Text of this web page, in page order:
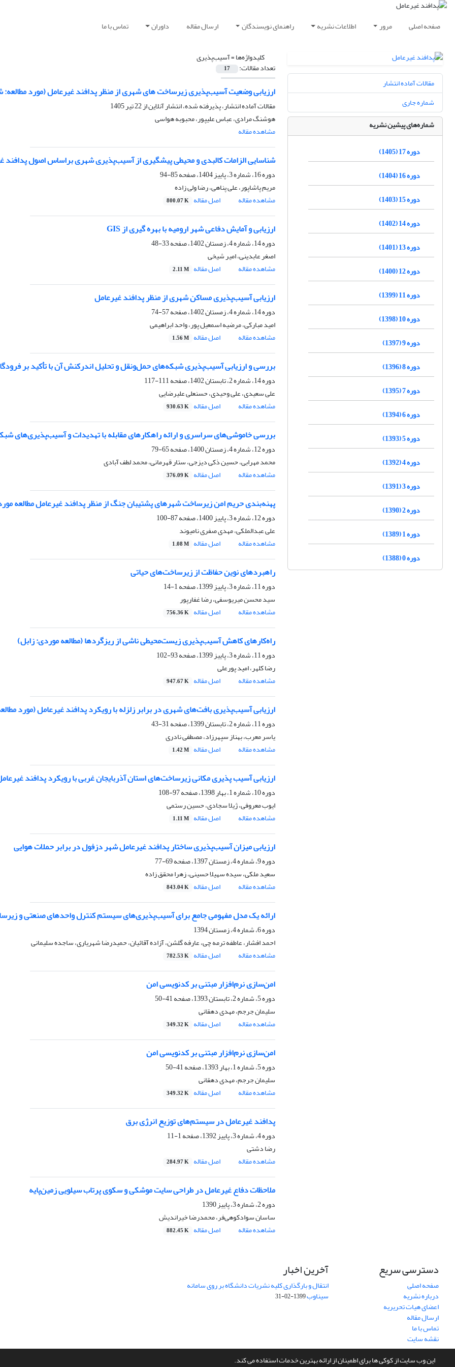
این وب سایت از کوکی ها برای اطمینان از ارائه بهترین خدمات استفاده می کند.
صفحه اصلی مرور اطلاعات نشریه راهنمای نویسندگان ارسال مقاله داوران تماس با ما
کلیدواژه‌ها =آسیب‌پذیری
تعداد مقالات: 17
ارزیابی وضعیت آسیب‌پذیری زیرساخت های شهری از منظر پدافند غیرعامل (مورد مطالعه:
مقالات آماده انتشار، پذیرفته شده، انتشار آنلاین از22 تیر 1405
هوشنگ مرادی، عباس علیپور، محبوبه هواسی
مشاهده مقاله
شناسایی الزامات کالبدی و محیطی پیشگیری از آسیب‌پذیری شهری براساس اصول پدافند
دوره 16، شماره 3، پاییز 1404، صفحه
85-94
مریم پاشاپور، علی پناهی، رضا ولی زاده
مشاهده مقاله
اصل مقاله 800.07 K
ارزیابی و آمایش دفاعی شهر ارومیه با بهره گیری از GIS
دوره 14، شماره 4، زمستان 1402، صفحه
33-48
اصغر عابدینی، امیر شیخی
مشاهده مقاله
اصل مقاله 2.11 M
ارزیابی آسیب‌پذیری مساکن شهری از منظر پدافند غیرعامل
دوره 14، شماره 4، زمستان 1402، صفحه
57-74
امید مبارکی، مرضیه اسمعیل پور، واحد ابراهیمی
مشاهده مقاله
اصل مقاله 1.56 M
بررسی و ارزیابی آسیب‌پذیری شبکه‌های حمل‌ونقل و تحلیل اندرکنش آن با تأکید بر
دوره 14، شماره 2، تابستان 1402، صفحه
111-117
علی سعیدی، علی وحیدی، حسنعلی علیرضایی
مشاهده مقاله
اصل مقاله 930.63 K
بررسی خاموشی‌های سراسری و ارائه راهکارهای مقابله با تهدیدات و آسیب‌پذیری‌های
دوره 12، شماره 4، زمستان 1400، صفحه
65-79
محمد مهرابی، حسین ذکی دیزجی، ستار قهرمانی، محمد لطف آبادی
مشاهده مقاله
اصل مقاله 376.09 K
پهنه‌بندی حریم امن زیرساخت شهرهای پشتیبان جنگ از منظر پدافند غیرعامل مطالعه
دوره 12، شماره 3، پاییز 1400، صفحه
87-100
علی عبدالملکی، مهدی صفری نامیوند
مشاهده مقاله
اصل مقاله 1.08 M
راهبردهای نوین حفاظت از زیرساخت‌های حیاتی
دوره 11، شماره 3، پاییز 1399، صفحه
1-14
سید محسن میریوسفی، رضا غفارپور
مشاهده مقاله
اصل مقاله 756.36 K
راه‌کارهای کاهش آسیب‌پذیری‌ زیست‌محیطی ناشی از ریزگردها (مطالعه موردی: زابل)
دوره 11، شماره 3، پاییز 1399، صفحه
93-102
رضا کلهر، امید پورعلی
مشاهده مقاله
اصل مقاله 947.67 K
ارزیابی آسیب‌پذیری بافت‌های شهری در برابر زلزله با رویکرد پدافند غیرعامل (مورد مطالعه: منطقه 2
دوره 11، شماره 2، تابستان 1399، صفحه
31-43
یاسر معرب، بهناز سپهرزاد، مصطفی نادری
مشاهده مقاله
اصل مقاله 1.42 M
ارزیابی آسیب پذیری مکانی زیرساخت‌های استان آذربایجان غربی با رویکرد پدافند
دوره 10، شماره 1، بهار 1398، صفحه
97-108
ایوب معروفی، ژیلا سجادی، حسین رستمی
مشاهده مقاله
اصل مقاله 1.11 M
ارزیابی میزان آسیب‌پذیری ساختار پدافند غیرعامل شهر دزفول در برابر حملات هوایی
دوره 9، شماره 4، زمستان 1397، صفحه
69-77
سعید ملکی، سیده سهیلا حسینی، زهرا محقق زاده
مشاهده مقاله
اصل مقاله 843.04 K
ارائه یک مدل مفهومی جامع برای آسیب‌پذیری‌های سیستم کنترل واحدهای صنعتی و
دوره 6، شماره 4، زمستان 1394
احمد افشار، عاطفه ترمه چی، عارفه گلشن، آزاده آقائیان، حمیدرضا شهریاری، ساجده سلیمانی
مشاهده مقاله
اصل مقاله 782.53 K
امن‌سازی نرم‌افزار مبتنی بر کدنویسی امن
دوره 5، شماره 2، تابستان 1393، صفحه
41-50
سلیمان جرجم، مهدی دهقانی
مشاهده مقاله
اصل مقاله 349.32 K
امن‌سازی نرم‌افزار مبتنی بر کدنویسی امن
دوره 5، شماره 1، بهار 1393، صفحه
41-50
سلیمان جرجم، مهدی دهقانی
مشاهده مقاله
اصل مقاله 349.32 K
پدافند غیرعامل در سیستم‌های توزیع انرژی برق
دوره 4، شماره 3، پاییز 1392، صفحه
1-11
رضا دشتی
مشاهده مقاله
اصل مقاله 284.97 K
ملاحظات دفاع غیرعامل در طراحی سایت موشکی و سکوی پرتاب سیلویی زمین‌پایه
دوره 2، شماره 3، پاییز 1390
ساسان سوادکوهی‌فر، محمدرضا خیراندیش
مشاهده مقاله
اصل مقاله 882.45 K
مقالات آماده انتشار
شماره جاری
شماره‌های پیشین نشریه
دوره 17 (1405)
دوره 16 (1404)
دوره 15 (1403)
دوره 14 (1402)
دوره 13 (1401)
دوره 12 (1400)
دوره 11 (1399)
دوره 10 (1398)
دوره 9 (1397)
دوره 8 (1396)
دوره 7 (1395)
دوره 6 (1394)
دوره 5 (1393)
دوره 4 (1392)
دوره 3 (1391)
دوره 2 (1390)
دوره 1 (1389)
دوره 0 (1388)
دسترسی سریع
صفحه اصلی
درباره نشریه
اعضای هیات تحریریه
ارسال مقاله
تماس با ما
نقشه سایت
آخرین اخبار
انتقال و بارگذاری کلیه نشریات دانشگاه بر روی سامانه
سیناوب1399-02-31